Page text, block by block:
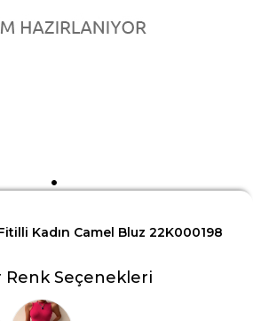
Kadın Camel Bluz 22K000198
Renk Seçenekleri